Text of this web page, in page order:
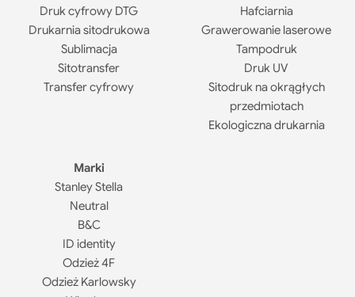
Druk cyfrowy DTG
Drukarnia sitodrukowa
Sublimacja
Sitotransfer
Transfer cyfrowy
Hafciarnia
Grawerowanie laserowe
Tampodruk
Druk UV
Sitodruk na okrągłych
przedmiotach
Ekologiczna drukarnia
Marki
Stanley Stella
Neutral
B&C
ID identity
Odzież 4F
Odzież Karlowsky